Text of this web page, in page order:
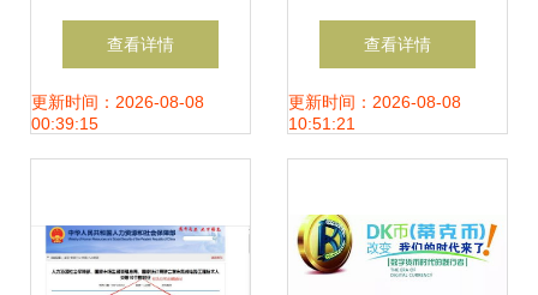
投资咨询公司并保
荐金融许可证？
查看详情
更新时间：2026-08-08
00:39:15
咨询有限责任公司
深圳分公司金融信
查看详情
更新时间：2026-08-08
10:51:21